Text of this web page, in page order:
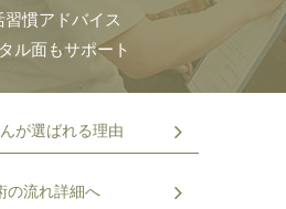
慣アドバイス
ル面もサポート
が選ばれる理由
の流れ詳細へ